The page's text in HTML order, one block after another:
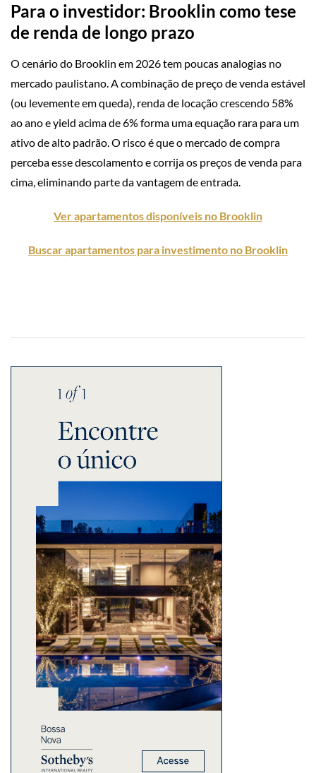
Para o investidor: Brooklin como tese
de renda de longo prazo
O cenário do Brooklin em 2026 tem poucas analogias no
mercado paulistano. A combinação de preço de venda estável
(ou levemente em queda), renda de locação crescendo 58%
ao ano e yield acima de 6% forma uma equação rara para um
ativo de alto padrão. O risco é que o mercado de compra
perceba esse descolamento e corrija os preços de venda para
cima, eliminando parte da vantagem de entrada.
Ver apartamentos disponíveis no Brooklin
Buscar apartamentos para investimento no Brooklin